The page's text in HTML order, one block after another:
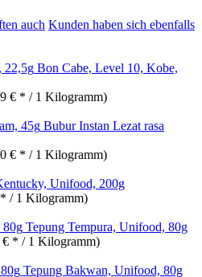
auch Kunden haben sich ebenfalls
Bon Cabe, Level 10, Kobe,
€ * / 1 Kilogramm)
Bubur Instan Lezat rasa
€ * / 1 Kilogramm)
Unifood, 200g
/ 1 Kilogramm)
Tepung Tempura, Unifood, 80g
€ * / 1 Kilogramm)
Tepung Bakwan, Unifood, 80g